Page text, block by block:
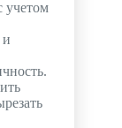
учетом
и